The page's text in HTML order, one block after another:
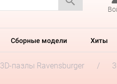
Сборные модели Хиты
3D-пазлы Ravensburger